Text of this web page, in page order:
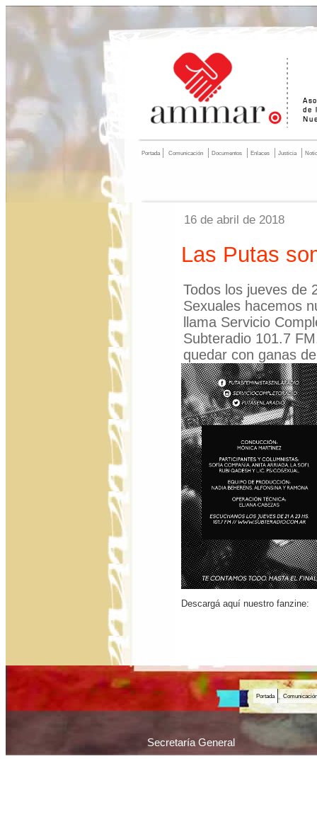
Portada Comunicación Documentos Enlaces Justicia
16 de abril de 2018
Las Putas
Todos los jueves de
Sexuales hacemos
llama Servicio
Subteradio 101.7
quedar con ganas
Descargá aquí nuestro fanzine:
Portada Comunicación
Secretaría General